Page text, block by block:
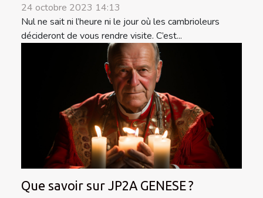
24 octobre 2023 14:13
Nul ne sait ni l’heure ni le jour où les cambrioleurs
décideront de vous rendre visite. C’est...
Que savoir sur JP2A GENESE ?